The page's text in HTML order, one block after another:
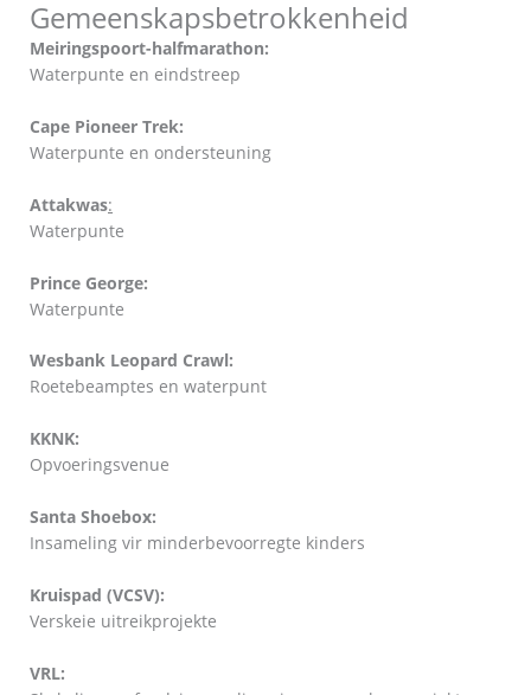
Gemeenskapsbetrokkenheid
Meiringspoort-halfmarathon:
Waterpunte en eindstreep
Cape Pioneer Trek:
Waterpunte en ondersteuning
Attakwas:
Waterpunte
Prince George:
Waterpunte
Wesbank Leopard Crawl:
Roetebeamptes en waterpunt
KKNK:
Opvoeringsvenue
Santa Shoebox:
Insameling vir minderbevoorregte kinders
Kruispad (VCSV):
Verskeie uitreikprojekte
VRL: